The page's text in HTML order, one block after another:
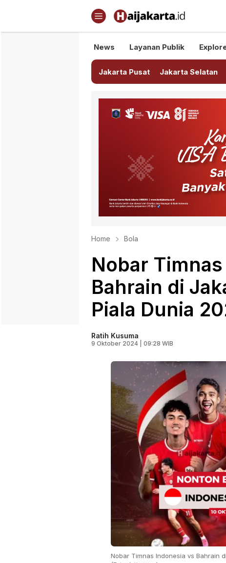
Haijakarta.id
Semua Tentang Jakarta Ada
News Layanan Publik
Jakarta Pusat Jakarta Selatan
Home Bola
Nobar
Bahrain di
Piala Dunia
Ratih Kusuma
9 Oktober 2024 | 09:28 WIB
Nobar Timnas Indonesia vs Bahrain